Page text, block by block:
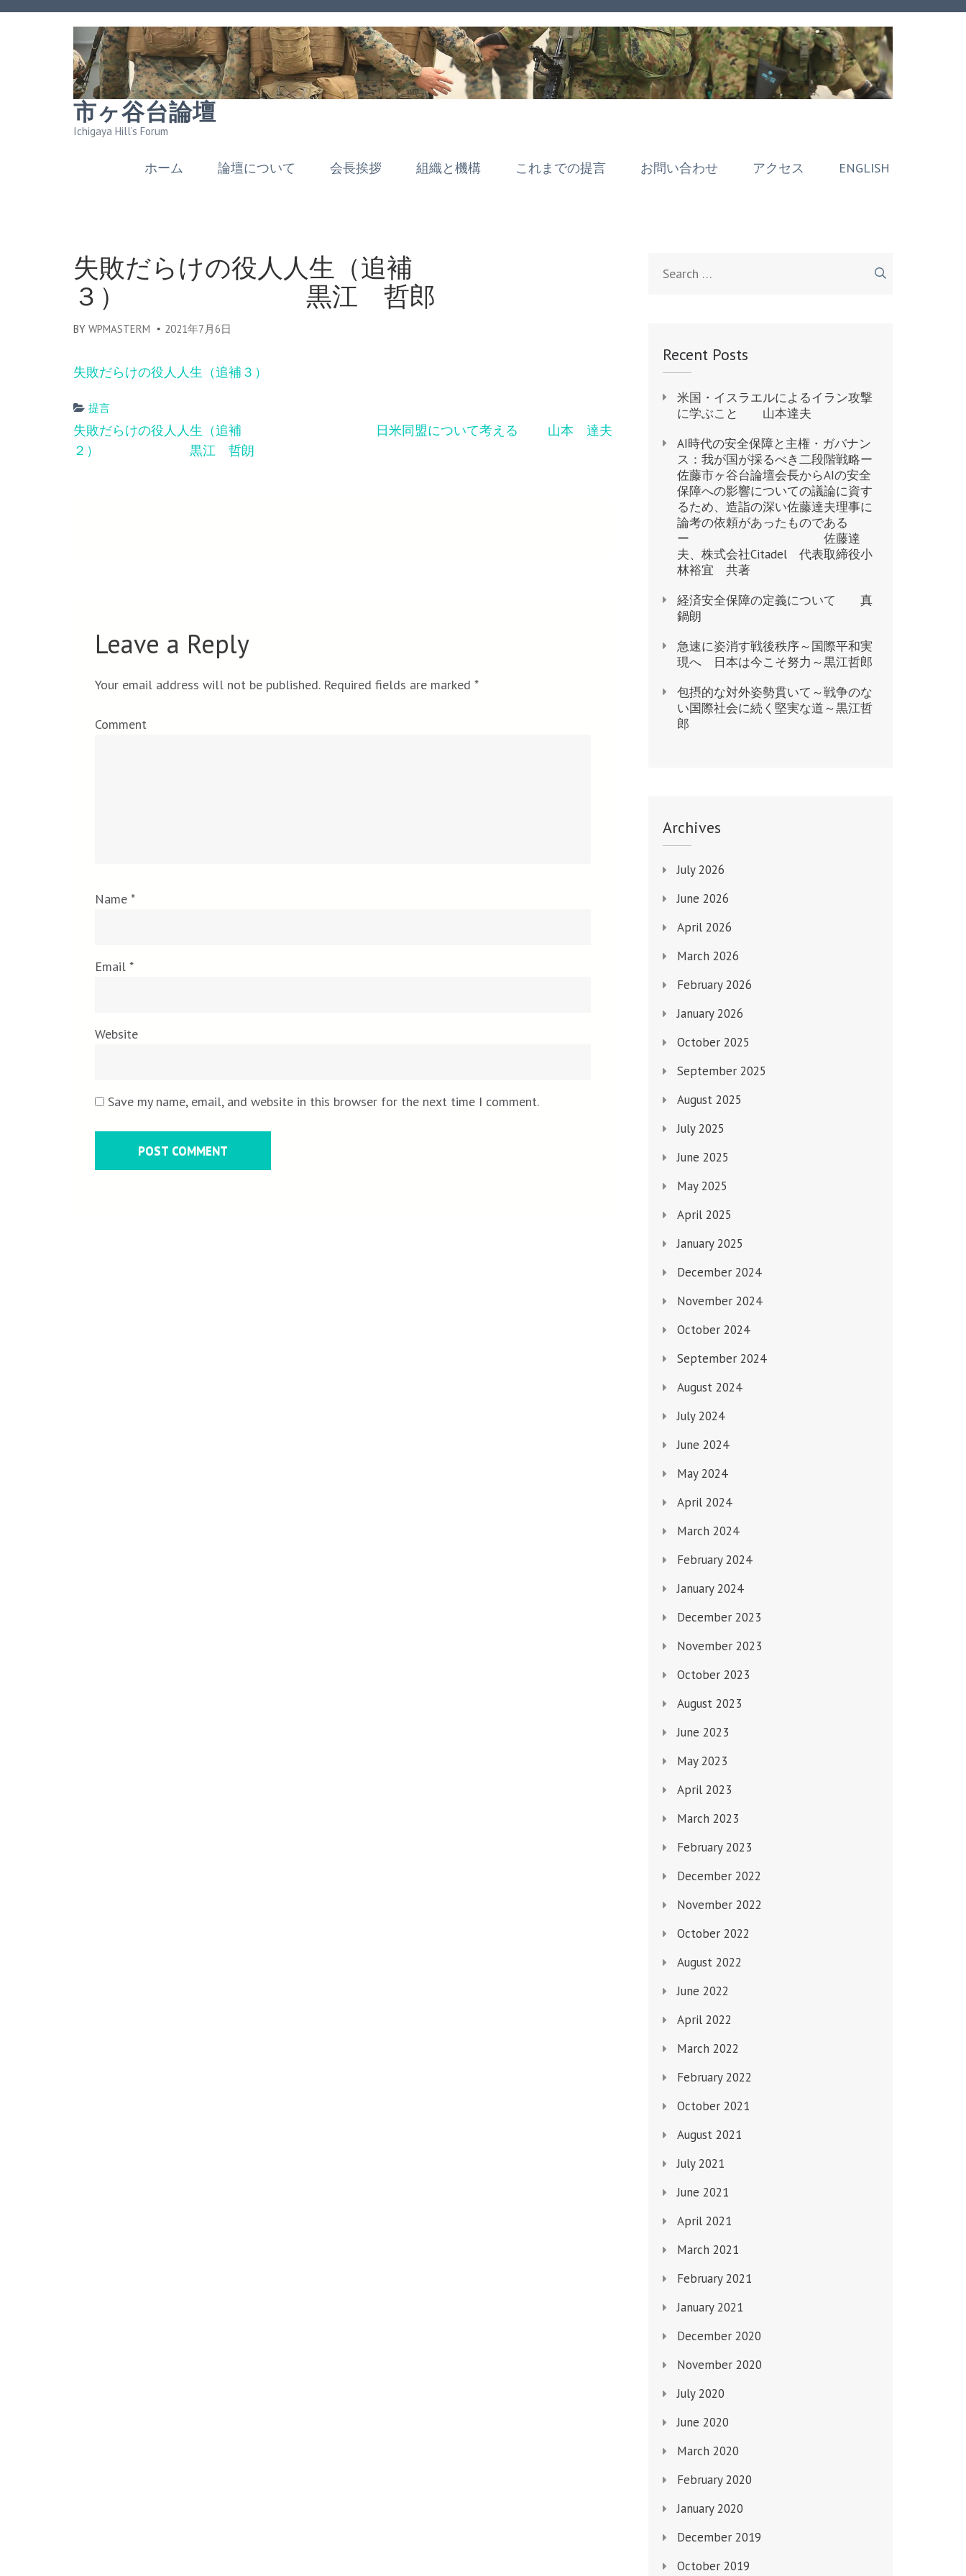
市ヶ谷台論壇
Ichigaya Hill’s Forum
ホーム 論壇について 会長挨拶 組織と機構 これまでの提言 お問い合わせ アクセス ENGLISH
失敗だらけの役人人生（追補
３） 黒江 哲郎
BY WPMASTERM 2021年7月6日
失敗だらけの役人人生（追補３）
提言
Post
navigation
失敗だらけの役人人生（追補
２） 黒江 哲朗
日米同盟について考える 山本 達夫
Leave a Reply
Your email address will not be published.Required fields are marked *
Comment
Name *
Email *
Website
Save my name, email, and website in this browser for the next time I comment.
Recent Posts
米国・イスラエルによるイラン攻撃
に学ぶこと 山本達夫
AI時代の安全保障と主権・ガバナン
ス：我が国が採るべき二段階戦略ー
佐藤市ヶ谷台論壇会長からAIの安全
保障への影響についての議論に資す
るため、造詣の深い佐藤達夫理事に
論考の依頼があったものである
ー 佐藤達
夫、株式会社Citadel 代表取締役小
林裕宜 共著
経済安全保障の定義について 真
鍋朗
急速に姿消す戦後秩序～国際平和実
現へ 日本は今こそ努力～黒江哲郎
包摂的な対外姿勢貫いて～戦争のな
い国際社会に続く堅実な道～黒江哲
郎
Archives
July 2026
June 2026
April 2026
March 2026
February 2026
January 2026
October 2025
September 2025
August 2025
July 2025
June 2025
May 2025
April 2025
January 2025
December 2024
November 2024
October 2024
September 2024
August 2024
July 2024
June 2024
May 2024
April 2024
March 2024
February 2024
January 2024
December 2023
November 2023
October 2023
August 2023
June 2023
May 2023
April 2023
March 2023
February 2023
December 2022
November 2022
October 2022
August 2022
June 2022
April 2022
March 2022
February 2022
October 2021
August 2021
July 2021
June 2021
April 2021
March 2021
February 2021
January 2021
December 2020
November 2020
July 2020
June 2020
March 2020
February 2020
January 2020
December 2019
October 2019